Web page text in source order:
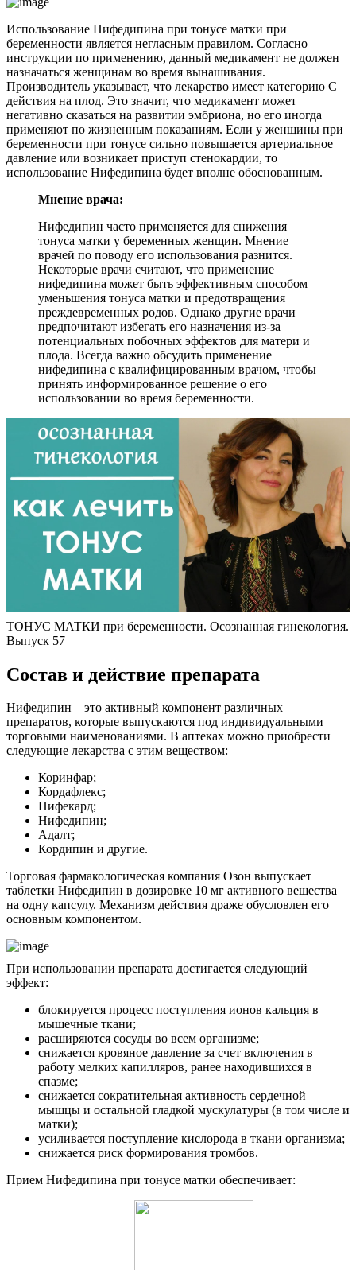
Использование Нифедипина при тонусе матки при
беременности является негласным правилом. Согласно
инструкции по применению, данный медикамент не должен
назначаться женщинам во время вынашивания.
Производитель указывает, что лекарство имеет категорию С
действия на плод. Это значит, что медикамент может
негативно сказаться на развитии эмбриона, но его иногда
применяют по жизненным показаниям. Если у женщины при
беременности при тонусе сильно повышается артериальное
давление или возникает приступ стенокардии, то
использование Нифедипина будет вполне обоснованным.
Мнение врача:
Нифедипин часто применяется для снижения
тонуса матки у беременных женщин. Мнение
врачей по поводу его использования разнится.
Некоторые врачи считают, что применение
нифедипина может быть эффективным способом
уменьшения тонуса матки и предотвращения
преждевременных родов. Однако другие врачи
предпочитают избегать его назначения из-за
потенциальных побочных эффектов для матери и
плода. Всегда важно обсудить применение
нифедипина с квалифицированным врачом, чтобы
принять информированное решение о его
использовании во время беременности.
ТОНУС МАТКИ при беременности. Осознанная гинекология.
Выпуск 57
Состав и действие препарата
Нифедипин – это активный компонент различных
препаратов, которые выпускаются под индивидуальными
торговыми наименованиями. В аптеках можно приобрести
следующие лекарства с этим веществом:
Коринфар;
Кордафлекс;
Нифекард;
Нифедипин;
Адалт;
Кордипин и другие.
Торговая фармакологическая компания Озон выпускает
таблетки Нифедипин в дозировке 10 мг активного вещества
на одну капсулу. Механизм действия драже обусловлен его
основным компонентом.
При использовании препарата достигается следующий
эффект:
блокируется процесс поступления ионов кальция в
мышечные ткани;
расширяются сосуды во всем организме;
снижается кровяное давление за счет включения в
работу мелких капилляров, ранее находившихся в
спазме;
снижается сократительная активность сердечной
мышцы и остальной гладкой мускулатуры (в том числе и
матки);
усиливается поступление кислорода в ткани организма;
снижается риск формирования тромбов.
Прием Нифедипина при тонусе матки обеспечивает: